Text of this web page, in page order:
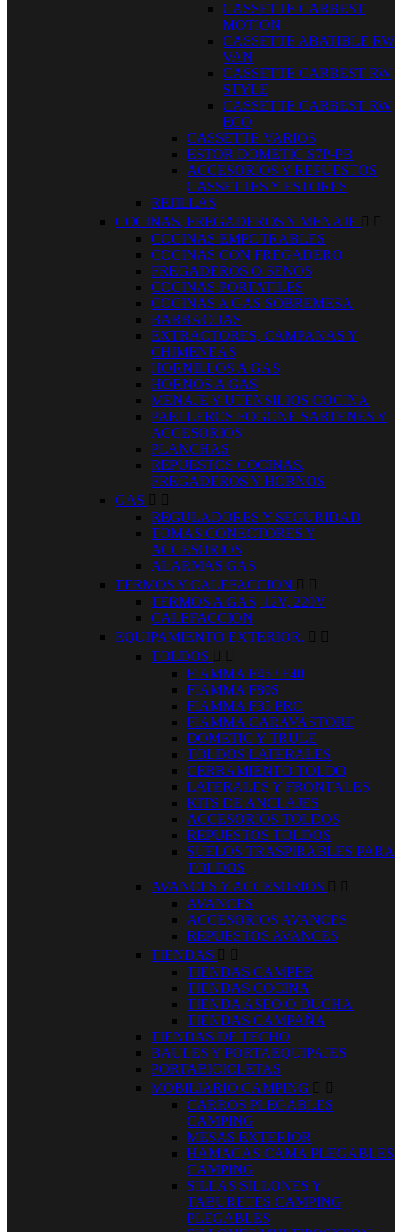
CASSETTE CARBEST
MOTION
CASSETTE ABATIBLE RW
VAN
CASSETTE CARBEST RW
STYLE
CASSETTE CARBEST RW
ECO
CASSETTE VARIOS
ESTOR DOMETIC S7P-PB
ACCESORIOS Y REPUESTOS
CASSETTES Y ESTORES
REJILLAS
COCINAS, FREGADEROS Y MENAJE  
COCINAS EMPOTRABLES
COCINAS CON FREGADERO
FREGADEROS O SENOS
COCINAS PORTATILES
COCINAS A GAS SOBREMESA
BARBACOAS
EXTRACTORES, CAMPANAS Y
CHIMENEAS
HORNILLOS A GAS
HORNOS A GAS
MENAJE Y UTENSILIOS COCINA
PAELLEROS FOGONE SARTENES Y
ACCESORIOS
PLANCHAS
REPUESTOS COCINAS,
FREGADEROS Y HORNOS
GAS  
REGULADORES Y SEGURIDAD
TOMAS CONECTORES Y
ACCESORIOS
ALARMAS GAS
TERMOS Y CALEFACCION  
TERMOS A GAS, 12V, 220V
CALEFACCION
EQUIPAMIENTO EXTERIOR.  
TOLDOS  
FIAMMA F45 / F40
FIAMMA F80S
FIAMMA F35 PRO
FIAMMA CARAVASTORE
DOMETIC Y TRULE
TOLDOS LATERALES
CERRAMIENTO TOLDO
LATERALES Y FRONTALES
KITS DE ANCLAJES
ACCESORIOS TOLDOS
REPUESTOS TOLDOS
SUELOS TRASPIRABLES PARA
TOLDOS
AVANCES Y ACCESORIOS  
AVANCES
ACCESORIOS AVANCES
REPUESTOS AVANCES
TIENDAS  
TIENDAS CAMPER
TIENDAS COCINA
TIENDA ASEO O DUCHA
TIENDAS CAMPAÑA
TIENDAS DE TECHO
BAULES Y PORTAEQUIPAJES
PORTABICICLETAS
MOBILIARIO CAMPING  
CARROS PLEGABLES
CAMPING
MESAS EXTERIOR
HAMACAS CAMA PLEGABLES
CAMPING
SILLAS SILLONES Y
TABURETES CAMPING
PLEGABLES